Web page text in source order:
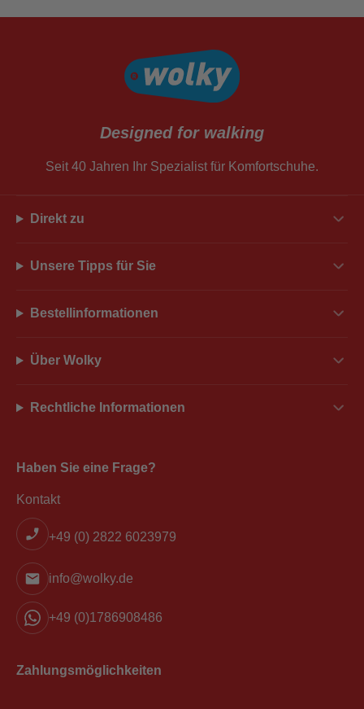
Designed for walking
Seit 40 Jahren Ihr Spezialist für Komfortschuhe.
Direkt zu
Unsere Tipps für Sie
Bestellinformationen
Über Wolky
Rechtliche Informationen
Haben Sie eine Frage?
Kontakt
+49 (0) 2822 6023979
info@wolky.de
+49 (0)1786908486
Zahlungsmöglichkeiten